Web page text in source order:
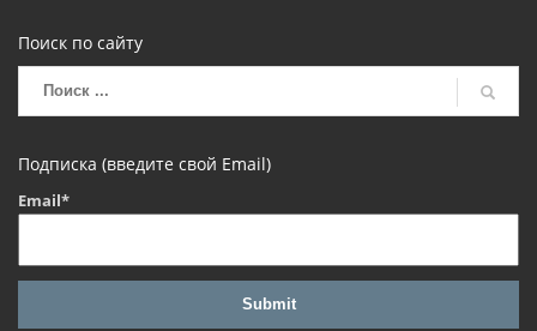
Поиск по сайту
Подписка (введите свой Email)
Email*